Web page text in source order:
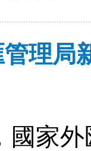
管理局
國家